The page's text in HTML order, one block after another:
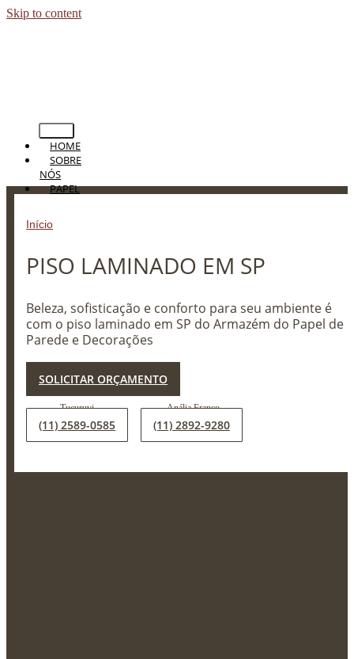
Skip to content
HOME
SOBRE
NÓS
PAPEL
PAREDE
PERSIANAS
TAPETES
PISOS
CONTATO
X
Início
PISO LAMINADO EM SP
Beleza, sofisticação e conforto para seu ambiente é
com o piso laminado em SP do Armazém do Papel de
Parede e Decorações
SOLICITAR ORÇAMENTO
(11) 2589-0585 (11) 2892-9280